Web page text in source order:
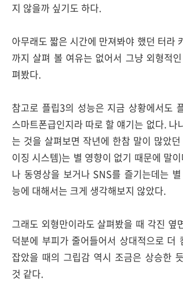
지 않을까 싶기도 하다.
아무래도 짧은 시간에 만져봐야 했던 터라
까지 살펴 볼 여유는 없어서 그냥 외형적
펴봤다.
참고로 플립3의 성능은 지금 상황에서도
스마트폰급인지라 따로 할 얘기는 없다. 나
는 것을 살펴보면 작년에 한참 말이 많았
이징 시스템)는 별 영향이 없기 때문에 말
나 동영상을 보거나 SNS를 즐기는데는
능에 대해서는 크게 생각해보지 않았다.
그래도 외형만이라도 살펴봤을 때 각진 옆
덕분에 부피가 줄어들어서 상대적으로 더
잡았을 때의 그립감 역시 조금은 상승한
것 같다.